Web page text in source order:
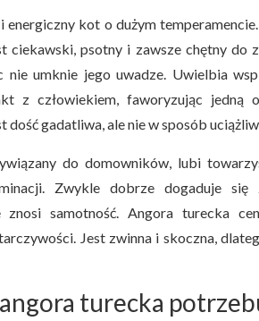
kot o dużym
ciekawski, psotny i zawsze chętny do
umknie jego uwadze. Uwielbia
z człowiekiem, faworyzując jedną
dość gadatliwa, ale nie w sposób
do domowników, lubi
Zwykle dobrze dogaduje się
znosi samotność. Angora turecka
Jest zwinna i skoczna,
turecka